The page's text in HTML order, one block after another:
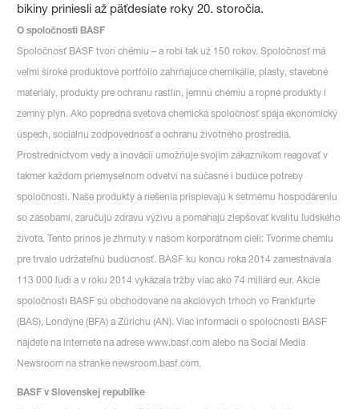
bikiny priniesli až päťdesiate roky 20. storočia.
O spoločnosti BASF
Spoločnosť BASF tvorí chémiu – a robí tak už 150 rokov. Spoločnosť má
veľmi široké produktové portfólio zahŕňajúce chemikálie, plasty, stavebné
materiály, produkty pre ochranu rastlín, jemnú chémiu a ropné produkty i
zemný plyn. Ako popredná svetová chemická spoločnosť spája ekonomický
úspech, sociálnu zodpovednosť a ochranu životného prostredia.
Prostredníctvom vedy a inovácií umožňuje svojim zákazníkom reagovať v
takmer každom priemyselnom odvetví na súčasné i budúce potreby
spoločnosti. Naše produkty a riešenia prispievajú k šetrnému hospodáreniu
so zásobami, zaručujú zdravú výživu a pomáhajú zlepšovať kvalitu ľudského
života. Tento prínos je zhrnutý v našom korporátnom cieli: Tvoríme chémiu
pre trvalo udržateľnú budúcnosť. BASF ku koncu roka 2014 zamestnávala
113 000 ľudí a v roku 2014 vykázala tržby viac ako 74 miliárd eur. Akcie
spoločnosti BASF sú obchodované na akciových trhoch vo Frankfurte
(BAS), Londýne (BFA) a Zürichu (AN). Viac informácií o spoločnosti BASF
nájdete na internete na adrese www.basf.com alebo na Social Media
Newsroom na stránke newsroom.basf.com.
BASF v Slovenskej republike